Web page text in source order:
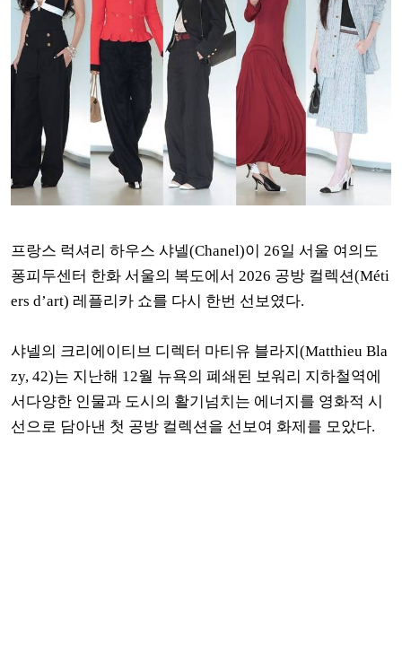
프랑스 럭셔리 하우스 샤넬(Chanel)이 26일 서울 여의도
퐁피두센터 한화 서울의 복도에서 2026 공방 컬렉션(Méti
ers d’art) 레플리카 쇼를 다시 한번 선보였다.
샤넬의 크리에이티브 디렉터 마티유 블라지(Matthieu Bla
zy, 42)는 지난해 12월 뉴욕의 폐쇄된 보워리 지하철역에
서다양한 인물과 도시의 활기넘치는 에너지를 영화적 시
선으로 담아낸 첫 공방 컬렉션을 선보여 화제를 모았다.